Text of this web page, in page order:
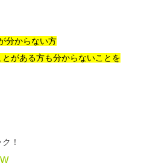
分からない方
がある方も分からないことを
！